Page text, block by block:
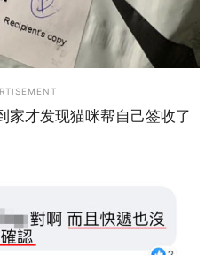
才发现猫咪帮自己签收了